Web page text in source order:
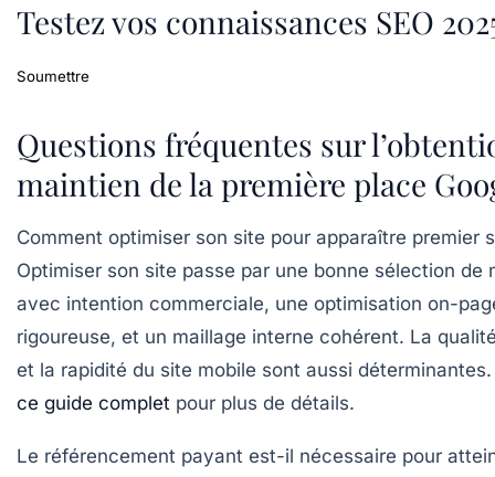
Testez vos connaissances SEO
Soumettre
Questions fréquentes sur
maintien de la première place
Comment optimiser son site pour apparaître premier
Optimiser son site passe par une bonne sélection de
avec intention commerciale, une optimisation on-
rigoureuse, et un maillage interne cohérent. La
et la rapidité du site mobile sont aussi
ce guide complet pour plus de détails.
Le référencement payant est-il nécessaire pour